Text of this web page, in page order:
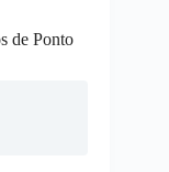
de Ponto